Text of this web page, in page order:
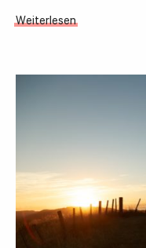
Weiterlesen